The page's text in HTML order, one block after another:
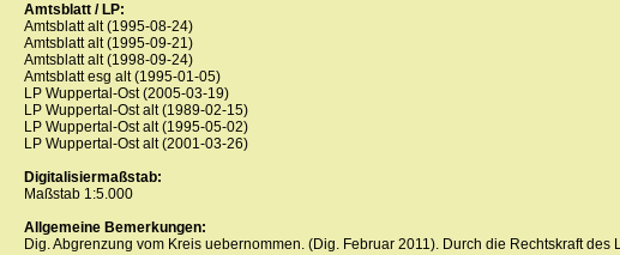
Amtsblatt / LP:
Amtsblatt alt (1995-08-24)
Amtsblatt alt (1995-09-21)
Amtsblatt alt (1998-09-24)
Amtsblatt esg alt (1995-01-05)
LP Wuppertal-Ost (2005-03-19)
LP Wuppertal-Ost alt (1989-02-15)
LP Wuppertal-Ost alt (1995-05-02)
LP Wuppertal-Ost alt (2001-03-26)
Digitalisiermaßstab:
Maßstab 1:5.000
Allgemeine Bemerkungen:
Dig. Abgrenzung vom Kreis uebernommen. (Dig. Februar 2011). Durch die Rechtskraft